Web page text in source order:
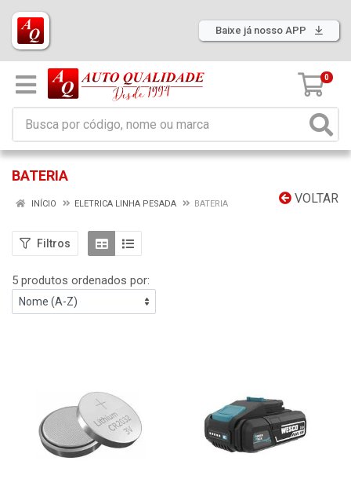
Baixe já nosso APP
0
BATERIA
VOLTAR
INÍCIO ELETRICA LINHA PESADA BATERIA
Filtros
5 produtos ordenados por: